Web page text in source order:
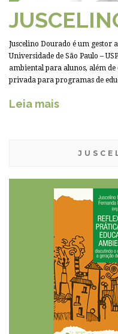
Juscelino Dourado é um
Universidade de São Paulo –
ambiental para alunos, além
privada para programas de
Leia mais